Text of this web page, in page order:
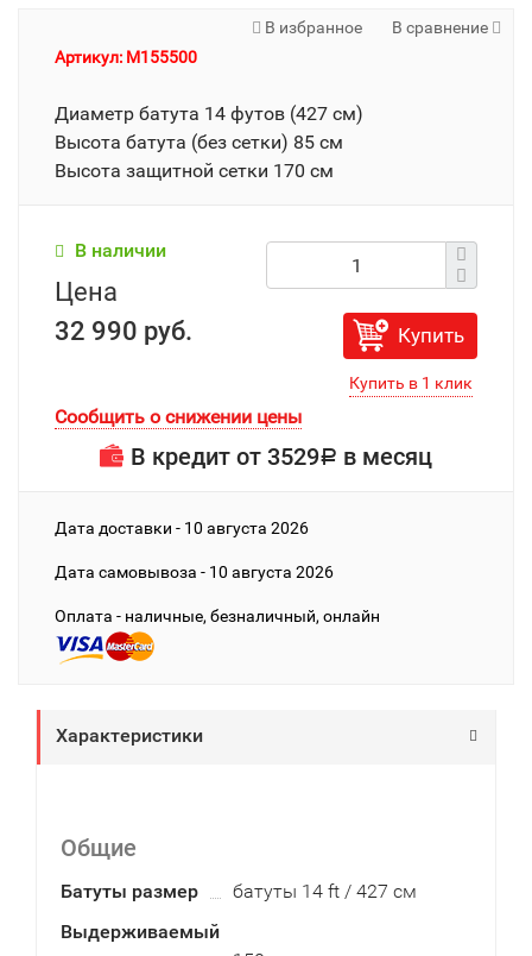
В избранное
В сравнение
Артикул: M155500
Диаметр батута 14 футов (427 см)
Высота батута (без сетки) 85 см
Высота защитной сетки 170 см
В наличии
Цена
32 990 руб.
Купить
Сообщить о снижении цены
В кредит от 3529Р в месяц
Дата доставки - 10 августа 2026
Дата cамовывоза - 10 августа 2026
Оплата - наличные, безналичный, онлайн
Характеристики
Общие
Батуты размер
батуты 14 ft / 427 см
Выдерживаемый